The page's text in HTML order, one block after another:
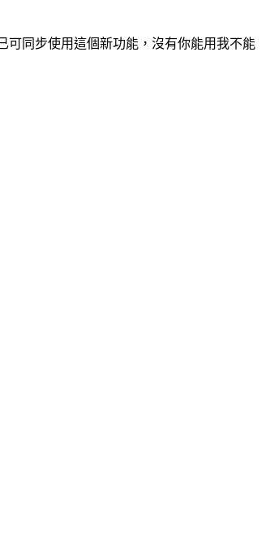
可同步使用這個新功能，沒有你能用我不能